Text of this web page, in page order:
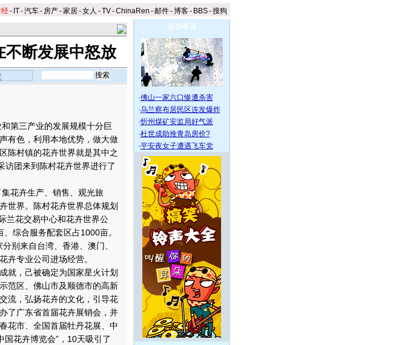
经- IT-汽车- 房产-家居-女人 -TV-ChinaRen -邮件-博客- BBS-搜狗
不断发展中怒放
第三产业的发展规模十分巨
有色，利用本地优势，做大做
陈村镇的花卉世界就是其中之
团来到陈村花卉世界进行了
花卉生产、销售、观光旅
世界。陈村花卉世界总体规划
兰花交易中心和花卉世界公
综合服务配套区占1000亩。
别来自台湾、香港、澳门、
卉专业公司进场经营。
，己被确定为国家星火计划
范区、佛山市及顺德市的高新
流，弘扬花卉的文化，引导花
了广东省首届花卉展销会，并
花市、全国首届牡丹花展、中
花卉博览会”，10天吸引了
点击今日
·佛山一家六口惨遭杀害
·乌兰察布居民区连发爆炸
·忻州煤矿安监局好气派
·杜世成助推青岛房价?
·平安夜女子遭遇飞车党